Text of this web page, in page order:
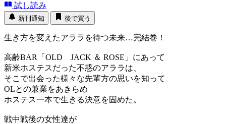
試し読み
新刊通知 後で買う
生き方を変えたアララを待つ未来…完結巻！
高齢BAR「OLD JACK ＆ ROSE」にあって
新米ホステスだった不惑のアララは、
そこで出会った様々な先輩方の思いを知って
OLとの兼業をあきらめ
ホステス一本で生きる決意を固めた。
戦中戦後の女性達が